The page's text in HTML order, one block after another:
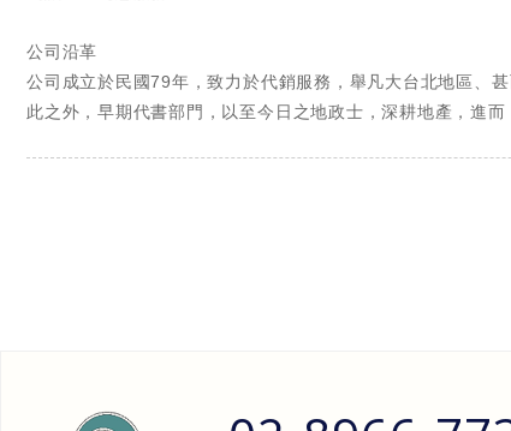
公司沿革
公司成立於民國79年，致力於代銷服務，舉凡大台北地區、
此之外，早期代書部門，以至今日之地政士，深耕地產，進